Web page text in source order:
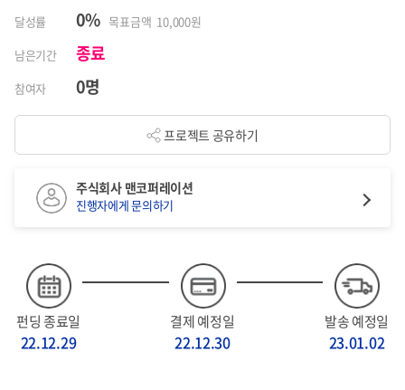
달성률 0% 목표금액 10,000원
남은기간
종료
참여자 0명
프로젝트 공유하기
펀딩 종료일
22.12.29
결제 예정일
22.12.30
발송 예정일
23.01.02
주식회사 맨코퍼레이션
진행자에게 문의하기